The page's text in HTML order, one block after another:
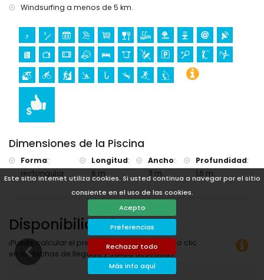
Este sitio internet utiliza cookies. Si usted continua a navegar por el sitio
consiente en el uso de las cookies.
Acepto
Preferencias
Rechazar todo
Más info aquí
Windsurfing a menos de 5 km.
Dimensiones de la Piscina
Forma:
rectangular
Longitud:
6 m.
Ancho:
3 m.
Profundidad:
1,6 m.
Disponibilidad
¡Puede calcular el precio del alquiler haciendo clic
en las fechas de llegada y salida deseadas!